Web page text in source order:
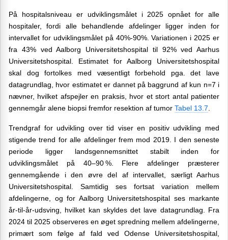
På hospitalsniveau er udviklingsmålet i 2025 opnået for alle
hospitaler, fordi alle behandlende afdelinger ligger inden for
intervallet for udviklingsmålet på 40%-90%. Variationen i 2025 er
fra 43% ved Aalborg Universitetshospital til 92% ved Aarhus
Universitetshospital. Estimatet for Aalborg Universitetshospital
skal dog fortolkes med væsentligt forbehold pga. det lave
datagrundlag, hvor estimatet er dannet på baggrund af kun n=7 i
nævner, hvilket afspejler en praksis, hvor et stort antal patienter
gennemgår alene biopsi fremfor resektion af tumor Tabel 13.7
Trendgraf for udvikling over tid viser en positiv udvikling med
stigende trend for alle afdelinger frem mod 2019. I den seneste
periode ligger landsgennemsnittet stabilt inden for
udviklingsmålet på 40–90 %. Flere afdelinger præsterer
gennemgående i den øvre del af intervallet, særligt Aarhus
Universitetshospital. Samtidig ses fortsat variation mellem
afdelingerne, og for Aalborg Universitetshospital ses markante
år-til-år-udsving, hvilket kan skyldes det lave datagrundlag. Fra
2024 til 2025 observeres en øget spredning mellem afdelingerne,
primært som følge af fald ved Odense Universitetshospital,